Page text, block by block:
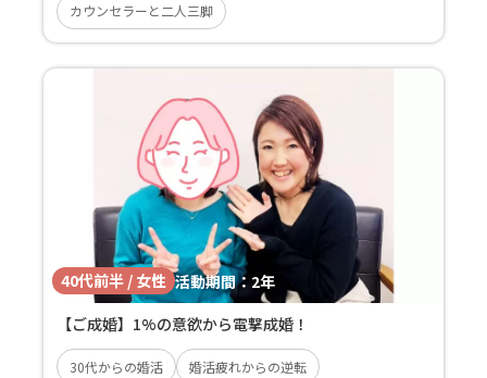
カウンセラーと二人三脚
40代前半 / 女性 活動期間： 2年
【ご成婚】1%の意欲から電撃成婚！
30代からの婚活
婚活疲れからの逆転